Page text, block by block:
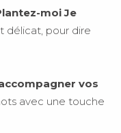
moi Je
délicat, pour dire
vos
avec une touche